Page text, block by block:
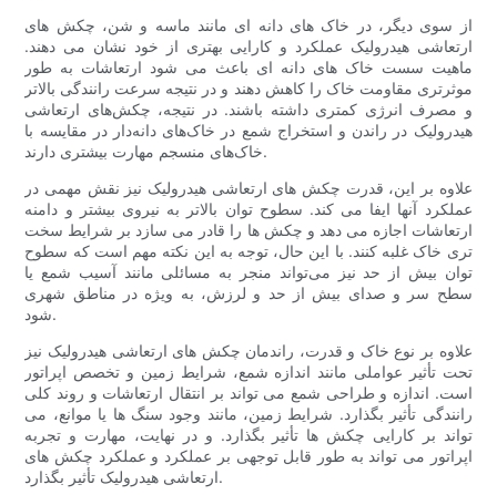
از سوی دیگر، در خاک های دانه ای مانند ماسه و شن، چکش های
ارتعاشی هیدرولیک عملکرد و کارایی بهتری از خود نشان می دهند.
ماهیت سست خاک های دانه ای باعث می شود ارتعاشات به طور
موثرتری مقاومت خاک را کاهش دهند و در نتیجه سرعت رانندگی بالاتر
و مصرف انرژی کمتری داشته باشند. در نتیجه، چکش‌های ارتعاشی
هیدرولیک در راندن و استخراج شمع در خاک‌های دانه‌دار در مقایسه با
خاک‌های منسجم مهارت بیشتری دارند.
علاوه بر این، قدرت چکش های ارتعاشی هیدرولیک نیز نقش مهمی در
عملکرد آنها ایفا می کند. سطوح توان بالاتر به نیروی بیشتر و دامنه
ارتعاشات اجازه می دهد و چکش ها را قادر می سازد بر شرایط سخت
تری خاک غلبه کنند. با این حال، توجه به این نکته مهم است که سطوح
توان بیش از حد نیز می‌تواند منجر به مسائلی مانند آسیب شمع یا
سطح سر و صدای بیش از حد و لرزش، به ویژه در مناطق شهری
شود.
علاوه بر نوع خاک و قدرت، راندمان چکش های ارتعاشی هیدرولیک نیز
تحت تأثیر عواملی مانند اندازه شمع، شرایط زمین و تخصص اپراتور
است. اندازه و طراحی شمع می تواند بر انتقال ارتعاشات و روند کلی
رانندگی تأثیر بگذارد. شرایط زمین، مانند وجود سنگ ها یا موانع، می
تواند بر کارایی چکش ها تأثیر بگذارد. و در نهایت، مهارت و تجربه
اپراتور می تواند به طور قابل توجهی بر عملکرد و عملکرد چکش های
ارتعاشی هیدرولیک تأثیر بگذارد.